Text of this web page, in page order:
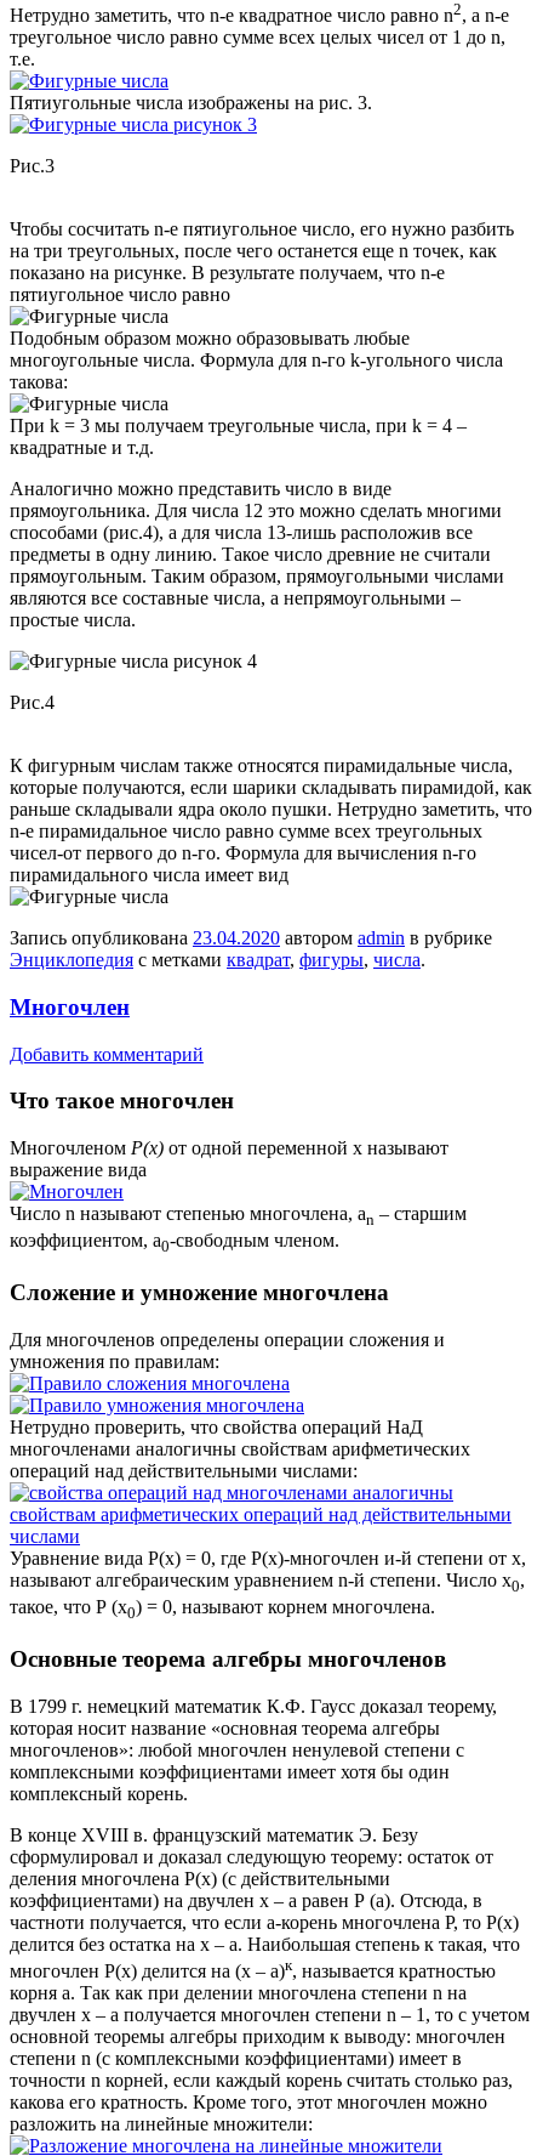
Нетрудно заметить, что n-е квадратное число равно n2, а n-е
треугольное число равно сумме всех целых чисел от 1 до n,
т.е.
Пятиугольные числа изображены на рис. 3.
Рис.3
Чтобы сосчитать n-е пятиугольное число, его нужно разбить
на три треугольных, после чего останется еще n точек, как
показано на рисунке. В результате получаем, что n-е
пятиугольное число равно
Подобным образом можно образовывать любые
многоугольные числа. Формула для n-го k-угольного числа
такова:
При k = 3 мы получаем треугольные числа, при k = 4 –
квадратные и т.д.
Аналогично можно представить число в виде
прямоугольника. Для числа 12 это можно сделать многими
способами (рис.4), а для числа 13-лишь расположив все
предметы в одну линию. Такое число древние не считали
прямоугольным. Таким образом, прямоугольными числами
являются все составные числа, а непрямоугольными –
простые числа.
Рис.4
К фигурным числам также относятся пирамидальные числа,
которые получаются, если шарики складывать пирамидой, как
раньше складывали ядра около пушки. Нетрудно заметить, что
n-е пирамидальное число равно сумме всех треугольных
чисел-от первого до n-го. Формула для вычисления n-го
пирамидального числа имеет вид
Запись опубликована 23.04.2020 автором admin в рубрике
Энциклопедия с метками квадрат, фигуры, числа.
Многочлен
Добавить комментарий
Что такое многочлен
Многочленом Р(х) от одной переменной х называют
выражение вида
Число n называют степенью многочлена, аn – старшим
коэффициентом, а0-свободным членом.
Сложение и умножение многочлена
Для многочленов определены операции сложения и
умножения по правилам:
Нетрудно проверить, что свойства операций НаД
многочленами аналогичны свойствам арифметических
операций над действительными числами:
Уравнение вида Р(х) = 0, где Р(х)-многочлен и-й степени от х,
называют алгебраическим уравнением n-й степени. Число х0,
такое, что Р (х0) = 0, называют корнем многочлена.
Основные теорема алгебры многочленов
В 1799 г. немецкий математик К.Ф. Гаусс доказал теорему,
которая носит название «основная теорема алгебры
многочленов»: любой многочлен ненулевой степени с
комплексными коэффициентами имеет хотя бы один
комплексный корень.
В конце XVIII в. французский математик Э. Безу
сформулировал и доказал следующую теорему: остаток от
деления многочлена Р(х) (с действительными
коэффициентами) на двучлен х – а равен Р (а). Отсюда, в
частноти получается, что если а-корень многочлена Р, то Р(х)
делится без остатка на х – а. Наибольшая степень к такая, что
многочлен Р(х) делится на (х – а)к, называется кратностью
корня а. Так как при делении многочлена степени n на
двучлен х – а получается многочлен степени n – 1, то с учетом
основной теоремы алгебры приходим к выводу: многочлен
степени n (с комплексными коэффициентами) имеет в
точности n корней, если каждый корень считать столько раз,
какова его кратность. Кроме того, этот многочлен можно
разложить на линейные множители: